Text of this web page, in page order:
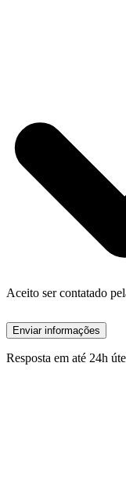
Aceito ser contatado
Enviar informações
Resposta em até 24h